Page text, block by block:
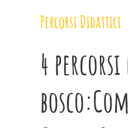
Percorsi Didattici
4